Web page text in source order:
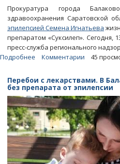
Прокуратура города
здравоохранения Саратовской
эпилепсией Семена Игнатьева
препаратом «Суксилеп». Сегодня,
пресс-служба регионального
Подробнее
областной
минздрав
обеспечить
ребенка-
эпилептика
лекарством
Комментарии 45
Перебои с лекарствами. В
без препарата от эпилепсии